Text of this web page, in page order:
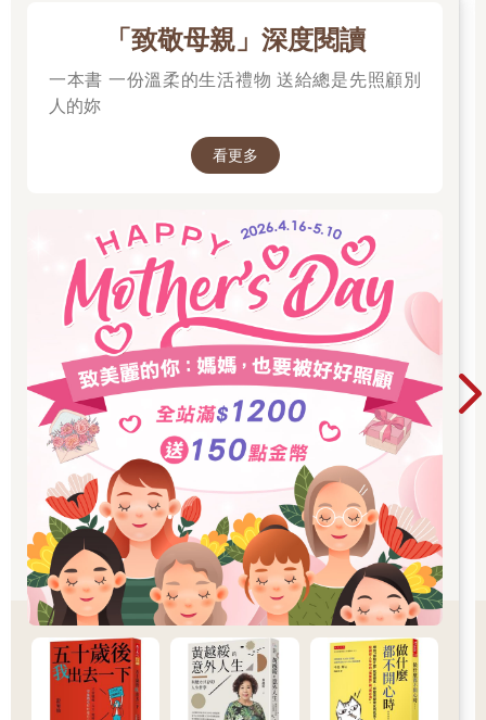
「致敬母親」深度閱讀
一本書 一份溫柔的生活禮物 送給總是先照顧別
人的妳
看更多